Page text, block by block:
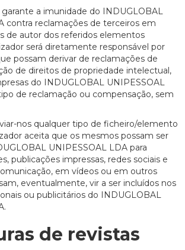
a imunidade do INDUGLOBAL
contra reclamações de terceiros em
de autor dos referidos elementos
será diretamente responsável por
possam derivar de reclamações de
de direitos de propriedade intelectual,
do INDUGLOBAL UNIPESSOAL
de reclamação ou compensação, sem
nos qualquer tipo de ficheiro/elemento
aceita que os mesmos possam ser
UNIPESSOAL LDA para
publicações impressas, redes sociais e
em vídeos ou em outros
eventualmente, vir a ser incluídos nos
ou publicitários do INDUGLOBAL
de revistas